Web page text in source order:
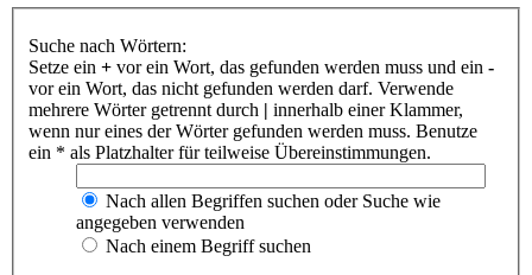
Suche nach Wörtern:
Setze ein + vor ein Wort, das gefunden werden muss und ein -
vor ein Wort, das nicht gefunden werden darf. Verwende
mehrere Wörter getrennt durch | innerhalb einer Klammer,
wenn nur eines der Wörter gefunden werden muss. Benutze
ein * als Platzhalter für teilweise Übereinstimmungen.
Nach allen Begriffen suchen oder Suche wie
angegeben verwenden
Nach einem Begriff suchen